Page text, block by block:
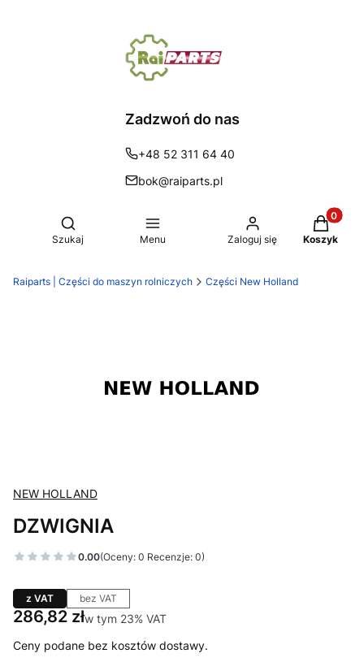
Zadzwoń do nas
+48 52 311 64 40
bok@raiparts.pl
Otwórz wyszukiwarkę
Szukaj Menu Zaloguj się Koszyk
Raiparts | Części do maszyn rolniczych Części New Holland
NEW HOLLAND
DZWIGNIA
0.00(Oceny: 0 Recenzje: 0)
z VAT bez VAT
Cena
286,82 złw tym 23% VAT
w tym 23% VAT
Ceny podane bez kosztów dostawy.